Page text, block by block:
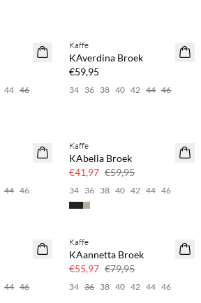
44 46
NEWS
Kaffe
KAverdina Broek
€59,95
34 36 38 40 42 44 46
44 46
SAVE20
Kaffe
KAbella Broek
€41,97 €59,95
34 36 38 40 42 44 46
44 46
SAVE20
Kaffe
KAannetta Broek
€55,97 €79,95
34 36 38 40 42 44 46